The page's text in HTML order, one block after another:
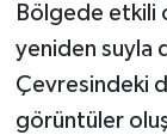
Bölgede etkili
yeniden suyla
Çevresindeki
görüntüler